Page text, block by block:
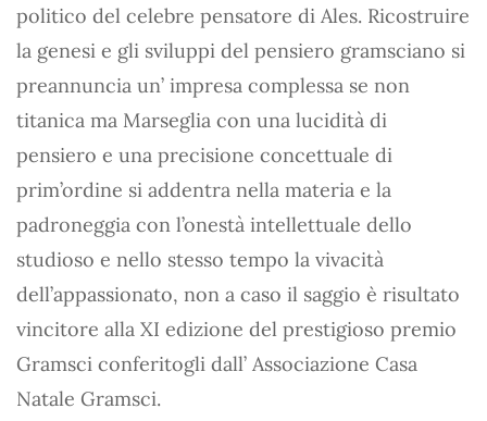
politico del celebre pensatore di Ales. Ricostruire
la genesi e gli sviluppi del pensiero gramsciano si
preannuncia un’ impresa complessa se non
titanica ma Marseglia con una lucidità di
pensiero e una precisione concettuale di
prim’ordine si addentra nella materia e la
padroneggia con l’onestà intellettuale dello
studioso e nello stesso tempo la vivacità
dell’appassionato, non a caso il saggio è risultato
vincitore alla XI edizione del prestigioso premio
Gramsci conferitogli dall’ Associazione Casa
Natale Gramsci.